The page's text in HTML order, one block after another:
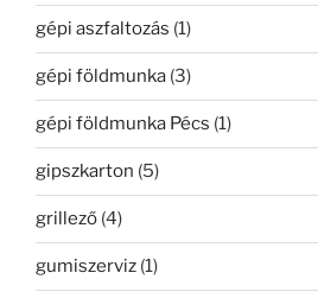
gépi aszfaltozás (1)
gépi földmunka (3)
gépi földmunka Pécs (1)
gipszkarton (5)
grillező (4)
gumiszerviz (1)